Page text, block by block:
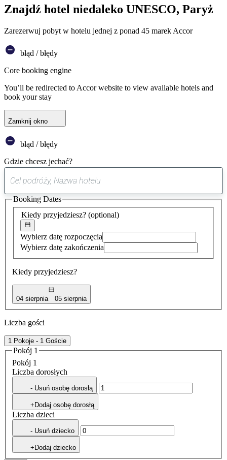
Znajdź hotel niedaleko UNESCO, Paryż
Zarezerwuj pobyt w hotelu jednej z ponad 45 marek Accor
błąd / błędy
Core booking engine
You’ll be redirected to Accor website to view available hotels and
book your stay
Zamknij okno
błąd / błędy
Gdzie chcesz jechać?
sugestia
została
znaleziona
Kiedy przyjedziesz? (optional)
Wybierz datę rozpoczęcia
Wybierz datę zakończenia
Kiedy przyjedziesz?
04 sierpnia 05 sierpnia
Booking Dates
Liczba gości
1 Pokoje - 1 Goście
Pokój 1
Pokój 1
Liczba dorosłych
- Usuń osobę dorosłą
+Dodaj osobę dorosłą
Liczba dzieci
- Usuń dziecko
+Dodaj dziecko